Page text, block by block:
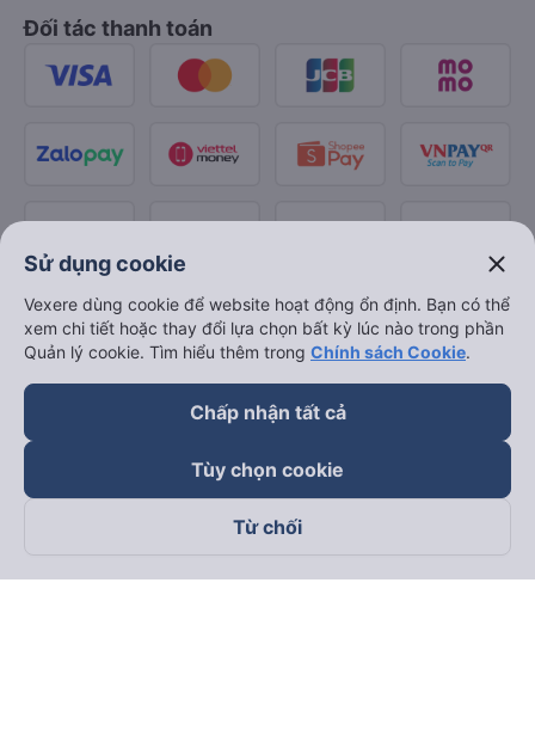
Đối tác thanh toán
Theo dõi chúng tôi trên
Sử dụng cookie close
Vexere dùng cookie để website hoạt động ổn định. Bạn có thể
xem chi tiết hoặc thay đổi lựa chọn bất kỳ lúc nào trong phần
Quản lý cookie. Tìm hiểu thêm trong Chính sách Cookie.
Chấp nhận tất cả
Tùy chọn cookie
Từ chối